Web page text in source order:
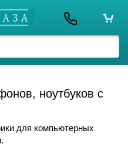
ноутбуков с
для компьютерных